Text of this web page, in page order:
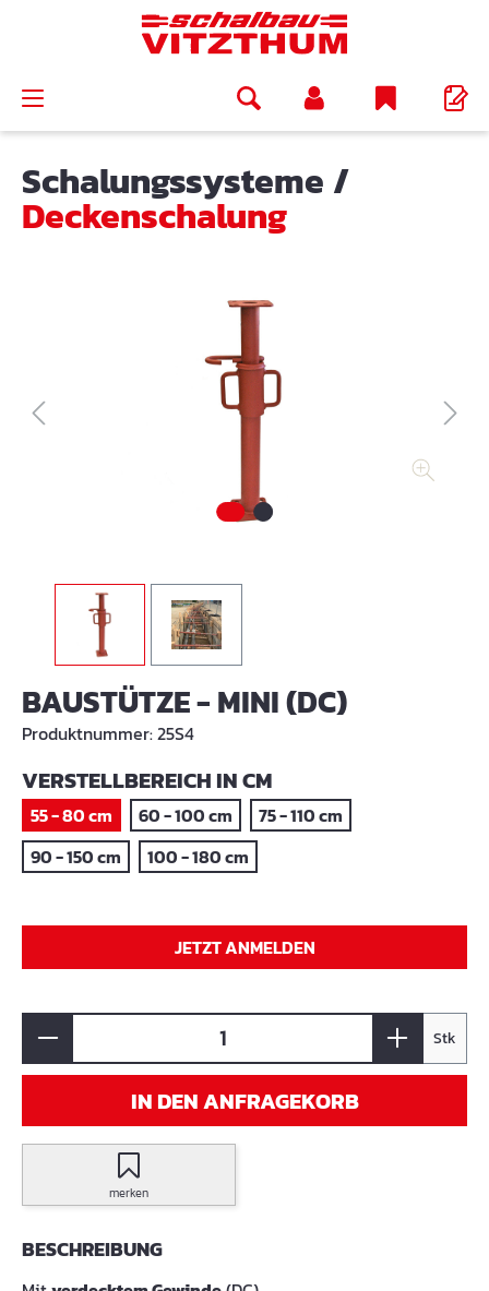
Schalungssysteme /
Deckenschalung
Bildergalerie überspringen
BAUSTÜTZE - MINI (DC)
Produktnummer:25S4
VERSTELLBEREICH IN CMAUSWÄHLEN
55 - 80 cm 60 - 100 cm
75 - 110 cm
90 - 150 cm
100 - 180 cm
JETZT ANMELDEN
Stk
IN DEN ANFRAGEKORB
merken
BESCHREIBUNG